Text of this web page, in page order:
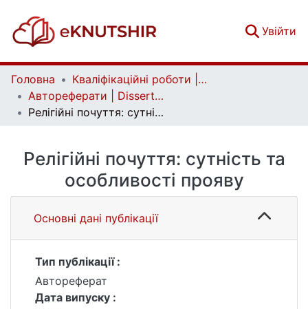
Увійти
Головна
Кваліфікаційні роботи | Qualifying works
Автореферати | Dissertation abstract
Релігійні почуття: сутність та особливості прояву
Релігійні почуття: сутність та
особливості прояву
Основні дані публікації
Тип публікації :
Автореферат
Дата випуску :